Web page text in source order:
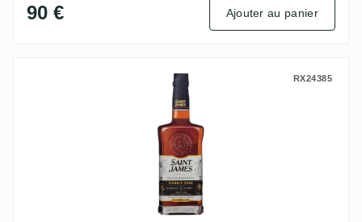
90 € Ajouter au panier
Saint James Double Cask (Ex-Armagnac
RX24385